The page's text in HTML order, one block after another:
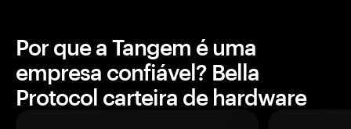
Por que a Tangem é uma
empresa confiável? Bella
Protocol carteira de hardware